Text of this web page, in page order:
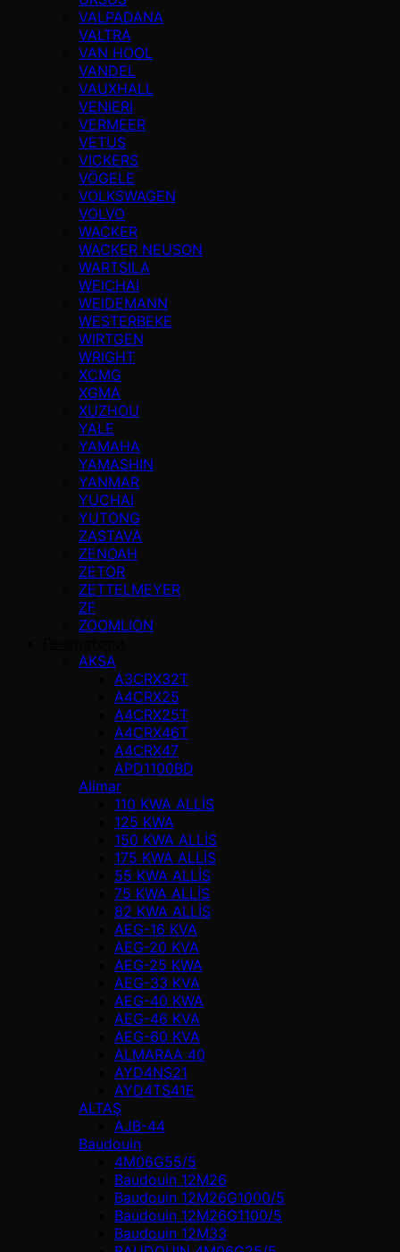
VALPADANA
VALTRA
VAN HOOL
VANDEL
VAUXHALL
VENIERI
VERMEER
VETUS
VICKERS
VÖGELE
VOLKSWAGEN
VOLVO
WACKER
WACKER NEUSON
WARTSILA
WEICHAI
WEIDEMANN
WESTERBEKE
WIRTGEN
WRIGHT
XCMG
XGMA
XUZHOU
YALE
YAMAHA
YAMASHIN
YANMAR
YUCHAI
YUTONG
ZASTAVA
ZENOAH
ZETOR
ZETTELMEYER
ZF
ZOOMLION
AKSA
A3CRX32T
A4CRX25
A4CRX25T
A4CRX46T
A4CRX47
APD1100BD
Alimar
110 KWA ALLİS
125 KWA
150 KWA ALLİS
175 KWA ALLİS
55 KWA ALLİS
75 KWA ALLİS
82 KWA ALLİS
AEG-16 KVA
AEG-20 KVA
AEG-25 KWA
AEG-33 KVA
AEG-40 KWA
AEG-46 KVA
AEG-60 KVA
ALMARAA 40
AYD4NS21
AYD4TS41E
ALTAŞ
AJB-44
Baudouin
4M06G55/5
Baudouin 12M26
Baudouin 12M26G1000/5
Baudouin 12M26G1100/5
Baudouin 12M33